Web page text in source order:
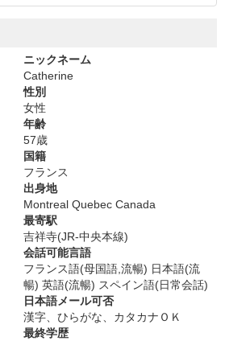
ニックネーム
Catherine
性別
女性
年齢
57歳
国籍
フランス
出身地
Montreal Quebec Canada
最寄駅
吉祥寺(JR-中央本線)
会話可能言語
フランス語(母国語,流暢) 日本語(流
暢) 英語(流暢) スペイン語(日常会話)
日本語メール可否
漢字、ひらがな、カタカナＯＫ
最終学歴